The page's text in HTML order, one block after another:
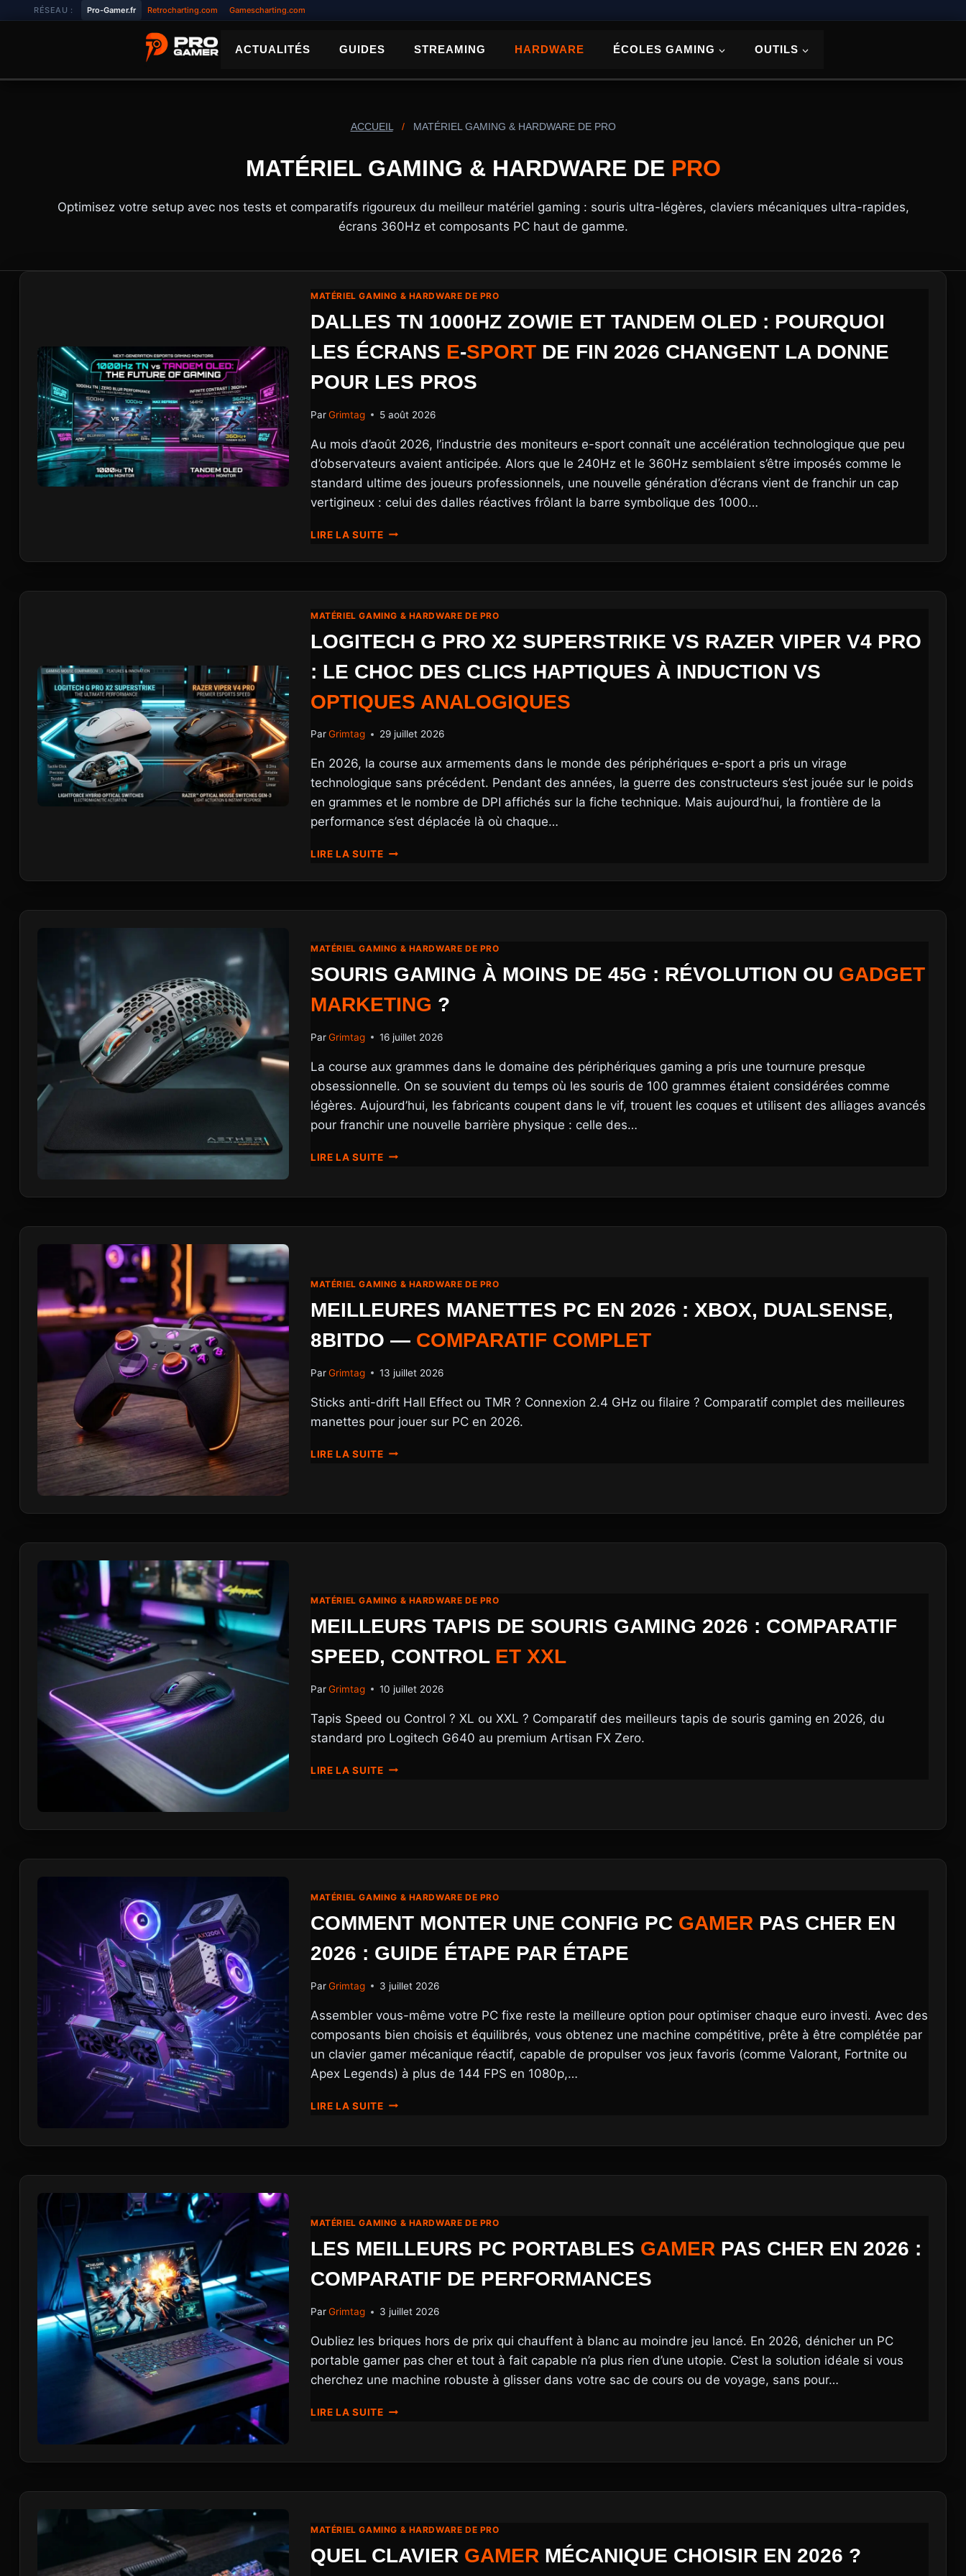
RÉSEAU : Pro-Gamer.fr Retrocharting.com Gamescharting.com
ACTUALITÉS GUIDES STREAMING HARDWARE ÉCOLES GAMING OUTILS
ACCUEIL / MATÉRIEL GAMING & HARDWARE DE PRO
MATÉRIEL GAMING & HARDWARE DE PRO
Optimisez votre setup avec nos tests et comparatifs rigoureux du meilleur matériel gaming : souris ultra-légères, claviers mécaniques ultra-rapides,
écrans 360Hz et composants PC haut de gamme.
MATÉRIEL GAMING & HARDWARE DE PRO
DALLES TN 1000HZ ZOWIE ET TANDEM OLED : POURQUOI
LES ÉCRANS E-SPORT DE FIN 2026 CHANGENT LA DONNE
POUR LES PROS
ParGrimtag 5 août 2026
Au mois d’août 2026, l’industrie des moniteurs e-sport connaît une accélération technologique que peu
d’observateurs avaient anticipée. Alors que le 240Hz et le 360Hz semblaient s’être imposés comme le
standard ultime des joueurs professionnels, une nouvelle génération d’écrans vient de franchir un cap
vertigineux : celui des dalles réactives frôlant la barre symbolique des 1000…
LIRE LA SUITEDALLES
1000HZ
ET
OLED
:
POURQUOI
LES
ÉCRANS
E-
SPORT
FIN
LA
DONNE
POUR
PROS
MATÉRIEL GAMING & HARDWARE DE PRO
LOGITECH G PRO X2 SUPERSTRIKE VS RAZER VIPER V4 PRO
: LE CHOC DES CLICS HAPTIQUES À INDUCTION VS
OPTIQUES ANALOGIQUES
ParGrimtag 29 juillet 2026
En 2026, la course aux armements dans le monde des périphériques e-sport a pris un virage
technologique sans précédent. Pendant des années, la guerre des constructeurs s’est jouée sur le poids
en grammes et le nombre de DPI affichés sur la fiche technique. Mais aujourd’hui, la frontière de la
performance s’est déplacée là où chaque…
LIRE LA SUITELOGITECH
PRO
SUPERSTRIKE
VIPER
V4
:
CHOC
DES
CLICS
HAPTIQUES
À
INDUCTION
VS
ANALOGIQUES
MATÉRIEL GAMING & HARDWARE DE PRO
SOURIS GAMING À MOINS DE 45G : RÉVOLUTION OU GADGET
MARKETING ?
ParGrimtag 16 juillet 2026
La course aux grammes dans le domaine des périphériques gaming a pris une tournure presque
obsessionnelle. On se souvient du temps où les souris de 100 grammes étaient considérées comme
légères. Aujourd’hui, les fabricants coupent dans le vif, trouent les coques et utilisent des alliages avancés
pour franchir une nouvelle barrière physique : celle des…
LIRE LA SUITESOURIS
MOINS
45G
GADGET
MARKETING
?
MATÉRIEL GAMING & HARDWARE DE PRO
MEILLEURES MANETTES PC EN 2026 : XBOX, DUALSENSE,
8BITDO — COMPARATIF COMPLET
ParGrimtag 13 juillet 2026
Sticks anti-drift Hall Effect ou TMR ? Connexion 2.4 GHz ou filaire ? Comparatif complet des meilleures
manettes pour jouer sur PC en 2026.
LIRE LA SUITEMEILLEURES
XBOX,
COMPARATIF
MATÉRIEL GAMING & HARDWARE DE PRO
MEILLEURS TAPIS DE SOURIS GAMING 2026 : COMPARATIF
SPEED, CONTROL ET XXL
ParGrimtag 10 juillet 2026
Tapis Speed ou Control ? XL ou XXL ? Comparatif des meilleurs tapis de souris gaming en 2026, du
standard pro Logitech G640 au premium Artisan FX Zero.
LIRE LA SUITEMEILLEURS
:
CONTROL
ET
XXL
MATÉRIEL GAMING & HARDWARE DE PRO
COMMENT MONTER UNE CONFIG PC GAMER PAS CHER EN
2026 : GUIDE ÉTAPE PAR ÉTAPE
ParGrimtag 3 juillet 2026
Assembler vous-même votre PC fixe reste la meilleure option pour optimiser chaque euro investi. Avec des
composants bien choisis et équilibrés, vous obtenez une machine compétitive, prête à être complétée par
un clavier gamer mécanique réactif, capable de propulser vos jeux favoris (comme Valorant, Fortnite ou
Apex Legends) à plus de 144 FPS en 1080p,…
LIRE LA SUITECOMMENT
CONFIG
GAMER
EN
:
ÉTAPE
ÉTAPE
MATÉRIEL GAMING & HARDWARE DE PRO
LES MEILLEURS PC PORTABLES GAMER PAS CHER EN 2026 :
COMPARATIF DE PERFORMANCES
ParGrimtag 3 juillet 2026
Oubliez les briques hors de prix qui chauffent à blanc au moindre jeu lancé. En 2026, dénicher un PC
portable gamer pas cher et tout à fait capable n’a plus rien d’une utopie. C’est la solution idéale si vous
cherchez une machine robuste à glisser dans votre sac de cours ou de voyage, sans pour…
LIRE LA SUITELES
2026
COMPARATIF
MATÉRIEL GAMING & HARDWARE DE PRO
QUEL CLAVIER GAMER MÉCANIQUE CHOISIR EN 2026 ?